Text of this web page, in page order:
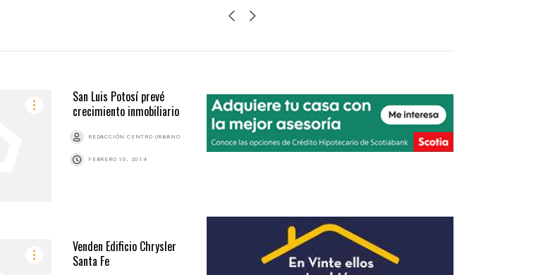
San Luis Potosí prevé
crecimiento inmobiliario
REDACCIÓN CENTRO URBANO
FEBRERO 10, 2014
Venden Edificio Chrysler
Santa Fe